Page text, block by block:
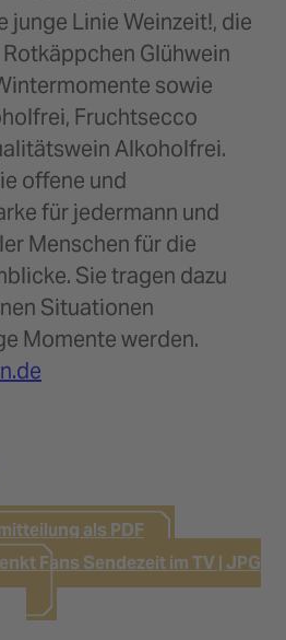
junge Linie Weinzeit!, die
Glühwein
sowie
Fruchtsecco
Alkoholfrei.
offene und
für jedermann und
Menschen für die
Sie tragen dazu
Situationen
Momente werden.
als PDF
Fans Sendezeit im TV | JPG